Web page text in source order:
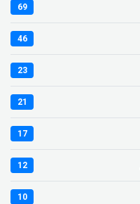
69
46
23
21
17
12
10